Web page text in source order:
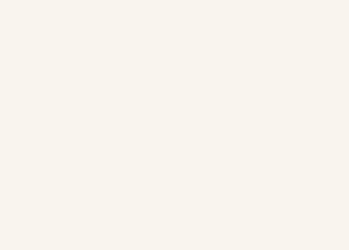
Természetes növényi eredetű
terheli élővizeinket, hiszen